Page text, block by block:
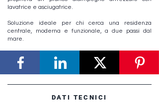
lavatrice e asciugatrice.
Soluzione ideale per chi cerca una residenza
centrale, moderna e funzionale, a due passi dal
mare.
DATI TECNICI